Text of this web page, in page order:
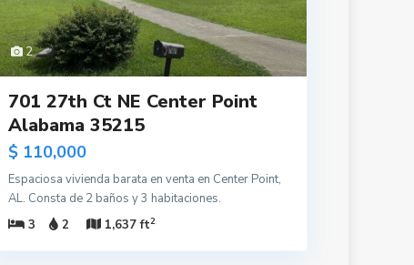
2
701 27th Ct NE Center Point
Alabama 35215
$ 110,000
Espaciosa vivienda barata en venta en Center Point,
AL. Consta de 2 baños y 3 habitaciones.
3
2 1,637 ft2